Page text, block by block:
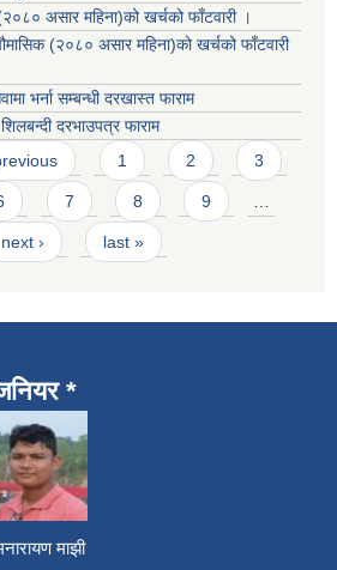
असार महिना)को खर्चको फाँटवारी ।
(२०८० असार महिना)को खर्चको फाँटवारी
भर्ना सम्बन्धी दरखास्त फाराम
दरभाउपत्र फाराम
1 2 3
7 8 9
next › last »
*
माझी